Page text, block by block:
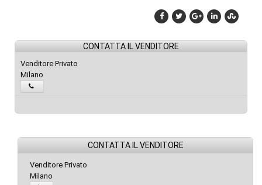
CONTATTA IL VENDITORE
Venditore Privato
Milano
CONTATTA IL VENDITORE
Venditore Privato
Milano